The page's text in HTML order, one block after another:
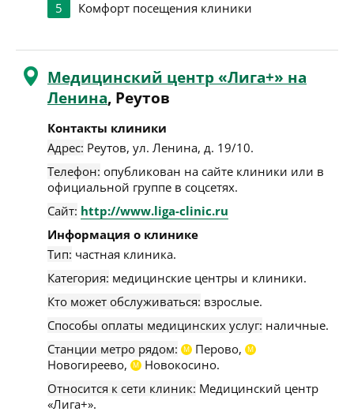
5 Комфорт посещения клиники
Медицинский центр «Лига+» на
Ленина, Реутов
Контакты клиники
Адрес: Реутов, ул. Ленина, д. 19/10.
Телефон: опубликован на сайте клиники или в
официальной группе в соцсетях.
Сайт: http://www.liga-clinic.ru
Информация о клинике
Тип: частная клиника.
Категория: медицинские центры и клиники.
Кто может обслуживаться: взрослые.
Способы оплаты медицинских услуг: наличные.
Станции метро рядом:
М Перово, М
Новогиреево, М
Новокосино.
Относится к сети клиник: Медицинский центр
«Лига+».